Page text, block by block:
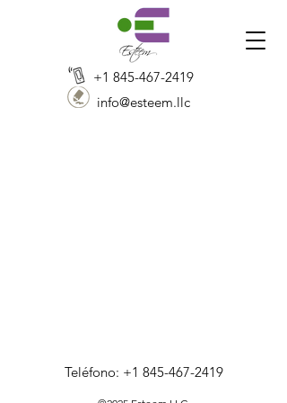
+1 845-467-2419
info@esteem.llc
Teléfono: +1 845-467-2419